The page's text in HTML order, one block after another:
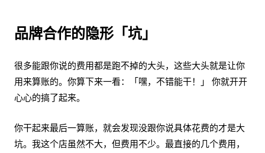
品牌合作的隐形「坑」
很多能跟你说的费用都是跑不掉的大头，这些大头就是让你
用来算账的。你算下来一看：「嘿，不错能干！」 你就开开
心心的搞了起来。
你干起来最后一算账，就会发现没跟你说具体花费的才是大
坑。我这个店虽然不大，但费用不少。最直接的几个费用，